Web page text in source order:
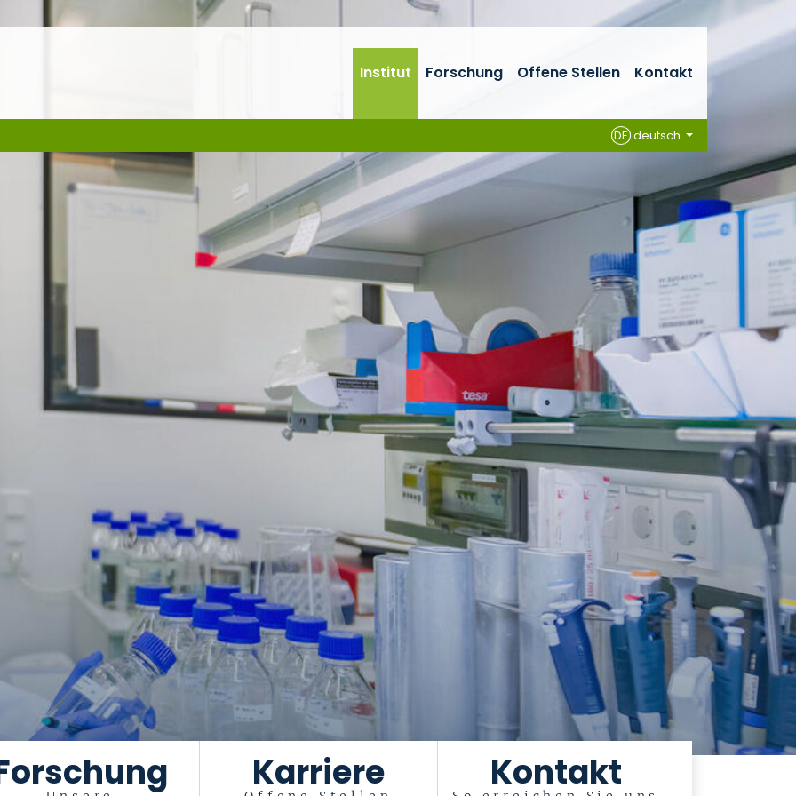
Karriere Kontakt
Institut Forschung Offene Stellen Kontakt
DEdeutsch